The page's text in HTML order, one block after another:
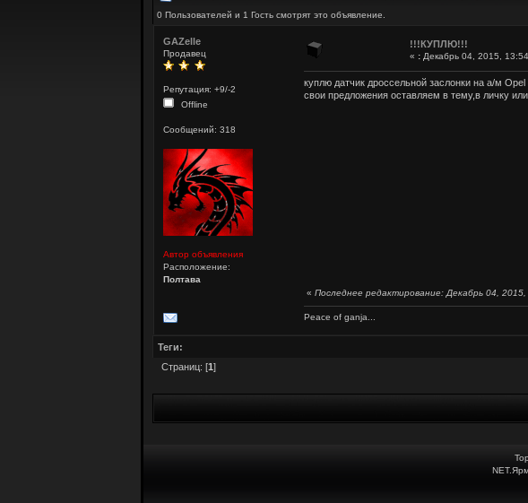
0 Пользователей и 1 Гость смотрят это объявление.
GAZelle
Продавец
Репутация: +9/-2
Offline
Сообщений: 318
Автор объявления
Расположение:
Полтава
!!!КУПЛЮ!!!
« : Декабрь 04, 2015,
куплю датчик дроссельной заслонки на а/м Opel
свои предложения оставляем в тему,в личку
« Последнее редактирование: Декабрь 04,
Peace of ganja...
Теги:
Страниц: [1]